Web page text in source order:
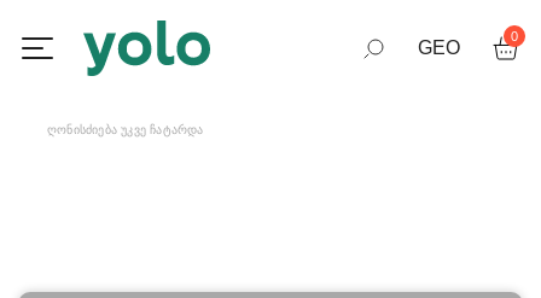
GEO
0
ᲦᲝᲜᲘᲡᲫᲘᲔᲑᲐ ᲣᲙᲕᲔ ᲩᲐᲢᲐᲠᲓᲐ